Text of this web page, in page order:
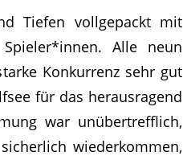
Tiefen vollgepackt mit
Alle neun
Konkurrenz sehr gut
für das herausragend
war unübertrefflich,
wiederkommen,